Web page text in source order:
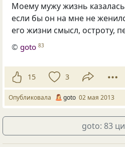
Моему мужу жизнь
если бы он на мне не
его жизни смысл, остроту,
©goto 83
15 3
Опубликовала goto 02 мая 2013
goto: 83